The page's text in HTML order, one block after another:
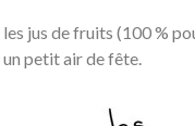
jus de fruits (100 %
un petit air de fête.